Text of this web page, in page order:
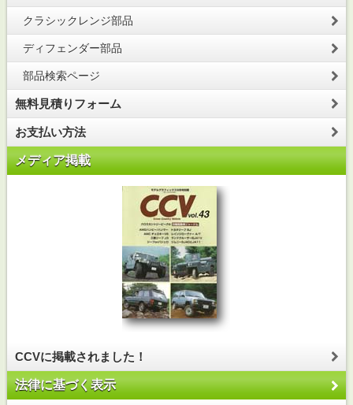
クラシックレンジ部品
ディフェンダー部品
部品検索ページ
無料見積りフォーム
お支払い方法
メディア掲載
CCVに掲載されました！
法律に基づく表示